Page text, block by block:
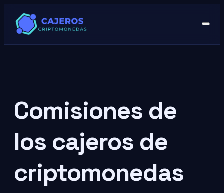
Comisiones de
los cajeros de
criptomonedas